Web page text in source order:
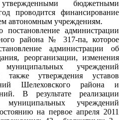
бюджетными
проводится финансирование
автономным учреждениям.
администрации
района № 317-па, которое
администрации об
реорганизации, изменения
учреждений
утверждения уставов
Шелеховского района и
В результате реализации
учреждений
на первое апреля 2011